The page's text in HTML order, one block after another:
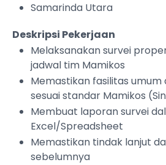
Samarinda Utara
Deskripsi Pekerjaan
Melaksanakan survei
jadwal tim Mamikos
Memastikan fasilitas umum
sesuai standar Mamikos
Membuat laporan survei
Excel/Spreadsheet
Memastikan tindak lanjut
sebelumnya